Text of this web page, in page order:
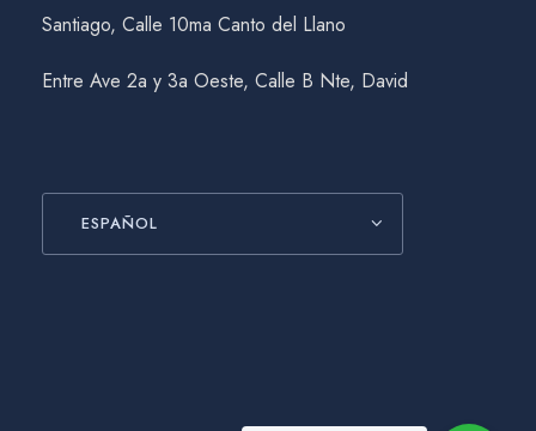
Santiago, Calle 10ma Canto del Llano
Entre Ave 2a y 3a Oeste, Calle B Nte, David
ESPAÑOL